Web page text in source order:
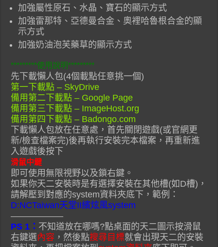
加強屬性原石、水晶、寶石的顯示方式
加強雷那特、亞德曼合金、奧裡哈魯根合金的顯
示方式
加強奶油泡芙藥草的顯示方式
*********使用說明*********
先下載懶人包(4個載點任意挑一個)
第一下載點 – SkyDrive
備用第二下載點 – Google Page
備用第三下載點 – ImageHost.org
備用第四下載點 – Badongo.com
下載懶人包放在任意處，首先關閉遊戲(或官網更
新/檢查檔案完)後再執行安裝完本檔案，再重新進
入遊戲後按下
滑鼠中鍵
即可使用無限視野以及鎖右鍵。
如果你天二安裝時是有選擇安裝在其他槽(如D槽)，
請解壓到對應的system資料夾底下，範例：
D:NCTaiwan天堂II繽炫風system
——————
PS 1： 不知道放在哪嗎?點桌面的天二圖示按滑鼠
右鍵選內容 ，然後點搜尋目標就會出現天二的安裝